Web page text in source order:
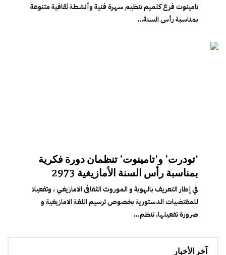
تامينوت فرع كلميم تنظيم سهرة فنية وأنشطة ثقافية متنوعة
بمناسبة رأس السنة...
‘تودرت’ و’تامينوت’ تنظمان دورة فكرية
بمناسبة رأس السنة الأمازيغية 2973
في إطار التعريف بالهوية و الموروث الثقافي الامازيغي ، وتفعيلا
للمقتضيات الدستورية بخصوص ترسيم اللغة الامازيغية و
ضرورة تفعيلها، تنظم...
آخر الأخبار